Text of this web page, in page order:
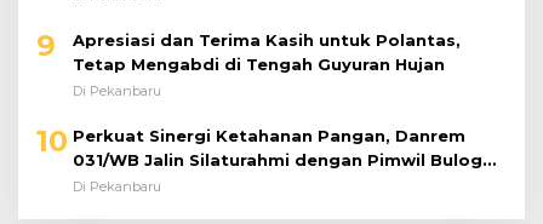
9
Apresiasi dan Terima Kasih untuk Polantas,
Tetap Mengabdi di Tengah Guyuran Hujan
Di Pekanbaru
10 Perkuat Sinergi Ketahanan Pangan, Danrem
031/WB Jalin Silaturahmi dengan Pimwil Bulog
Riau dan Kepri
Di Pekanbaru